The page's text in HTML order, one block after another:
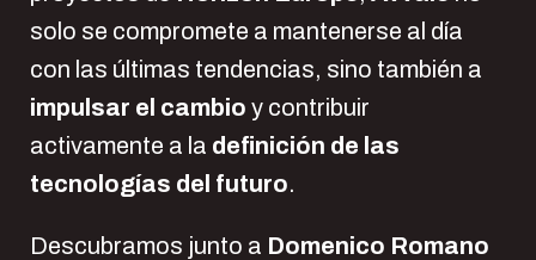
solo se compromete a mantenerse al día
con las últimas tendencias, sino también a
impulsar el cambio y contribuir
activamente a la definición de las
tecnologías del futuro.
Descubramos junto a Domenico Romano